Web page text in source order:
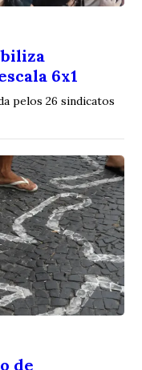
6x1
pelos 26 sindicatos
de